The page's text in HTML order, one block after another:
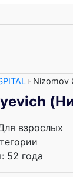
Nizomov
взрослых
52 года